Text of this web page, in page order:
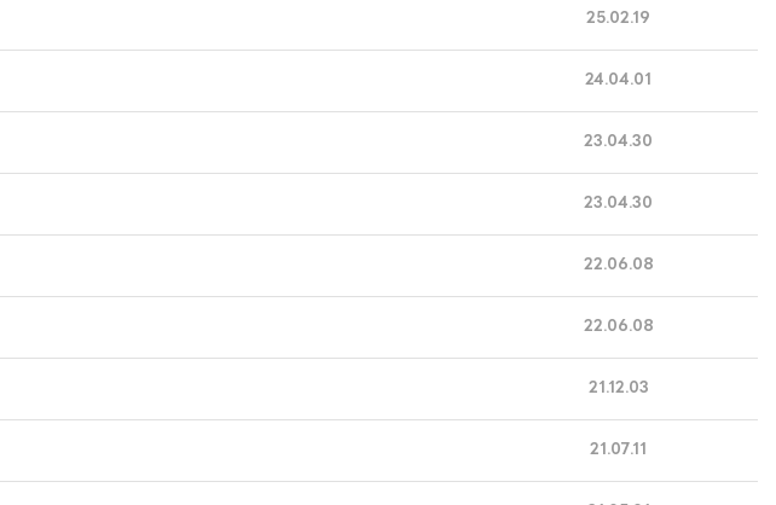
25.02.19
24.04.01
23.04.30
23.04.30
22.06.08
22.06.08
21.12.03
21.07.11